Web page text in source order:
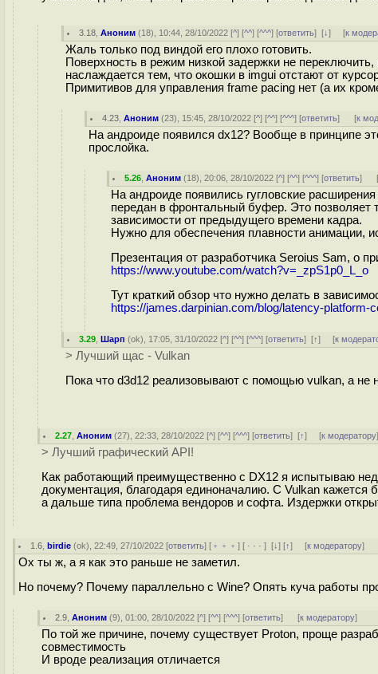
3.18 ,Аноним (18), 10:44, 28/10/2022 [^] [^^] [^^^] [ответить][↓] [к
Жаль только под виндой его плохо готовить.
Поверхность в режим низкой задержки не
наслаждается тем, что окошки в imgui отстают от
Примитивов для управления frame pacing нет (а их
4.23 ,Аноним (23), 15:45, 28/10/2022 [^] [^^] [^^^] [ответить] [к
На андроиде появился dx12? Вообще в принципе
прослойка.
5.26 ,Аноним (18), 20:06, 28/10/2022 [^] [^^] [^^^] [ответить]
На андроиде появились гугловские
передан в фронтальный буфер. Это позволяет
зависимости от предыдущего времени кадра.
Нужно для обеспечения плавности анимации,
Презентация от разработчика Seroius Sam, о
https://www.youtube.com/watch?v=_zpS1p0_L_o
Тут краткий обзор что нужно делать в
https://james.darpinian.com/blog/latency-platform-
3.29 ,Шарп (ok), 17:05, 31/10/2022 [^] [^^] [^^^] [ответить][↑] [к
> Лучший щас - Vulkan
Пока что d3d12 реализовывают с помощью vulkan, а не
2.27 ,Аноним (27), 22:33, 28/10/2022 [^] [^^] [^^^] [ответить][↑] [к модератору]
> Лучший графический API!
Как работающий преимущественно с DX12 я испытываю
документация, благодаря единоначалию. С Vulkan
а дальше типа проблема вендоров и софта. Издержки
1.6 ,birdie (ok), 22:49, 27/10/2022 [ответить] [ ﹢﹢﹢] [ · · ·][↓] [↑] [к модератору]
Ох ты ж, а я как это раньше не заметил.
Но почему? Почему параллельно с Wine? Опять куча работы
2.9 ,Аноним (9), 01:00, 28/10/2022 [^] [^^] [^^^] [ответить] [к модератору]
По той же причине, почему существует Proton, проще
совместимость
И вроде реализация отличается